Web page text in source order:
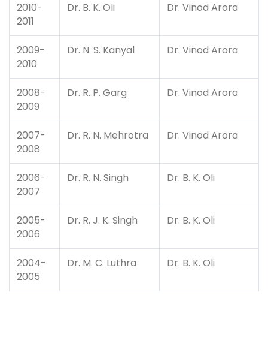
2010-
2011
Dr. B. K. Oli Dr. Vinod Arora
2009-
2010
Dr. N. S. Kanyal Dr. Vinod Arora
2008-
2009
Dr. R. P. Garg Dr. Vinod Arora
2007-
2008
Dr. R. N. Mehrotra Dr. Vinod Arora
2006-
2007
Dr. R. N. Singh Dr. B. K. Oli
2005-
2006
Dr. R. J. K. Singh Dr. B. K. Oli
2004-
2005
Dr. M. C. Luthra Dr. B. K. Oli